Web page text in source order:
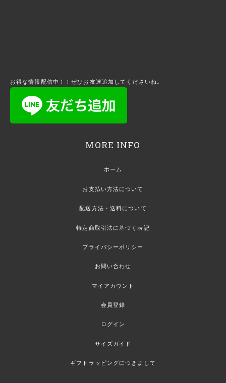
お得な情報配信中！！ぜひお友達追加してくださいね。
MORE INFO
ホーム
お支払い方法について
配送方法・送料について
特定商取引法に基づく表記
プライバシーポリシー
お問い合わせ
マイアカウント
会員登録
ログイン
サイズガイド
ギフトラッピングにつきまして